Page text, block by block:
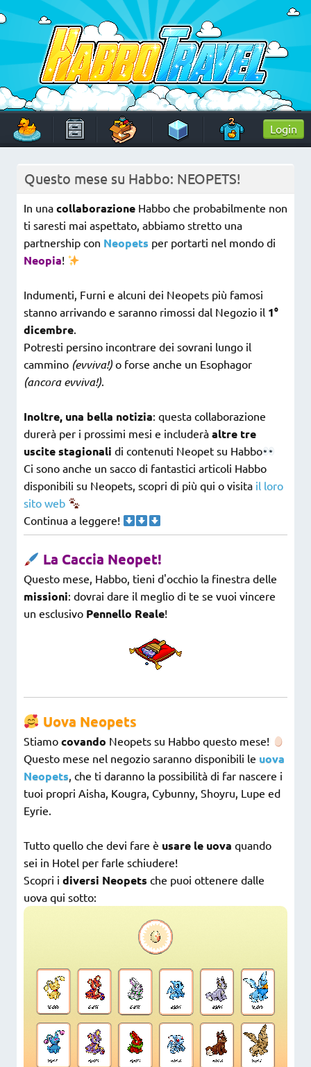
to
content
HabboTravel
Un viaggio di pixel!
Login
Questo mese su Habbo: NEOPETS!
In una collaborazione Habbo che probabilmente non
ti saresti mai aspettato, abbiamo stretto una
partnership con Neopets per portarti nel mondo di
Neopia!
Indumenti, Furni e alcuni dei Neopets più famosi
stanno arrivando e saranno rimossi dal Negozio il 1°
dicembre.
Potresti persino incontrare dei sovrani lungo il
cammino (evviva!) o forse anche un Esophagor
(ancora evviva!).
Inoltre, una bella notizia: questa collaborazione
durerà per i prossimi mesi e includerà altre tre
uscite stagionali di contenuti Neopet su Habbo
Ci sono anche un sacco di fantastici articoli Habbo
disponibili su Neopets, scopri di più qui o visita il loro
sito web
Continua a leggere!
La Caccia Neopet!
Questo mese, Habbo, tieni d'occhio la finestra delle
missioni: dovrai dare il meglio di te se vuoi vincere
un esclusivo Pennello Reale!
Uova Neopets
Stiamo covando Neopets su Habbo questo mese!
Questo mese nel negozio saranno disponibili le uova
Neopets, che ti daranno la possibilità di far nascere i
tuoi propri Aisha, Kougra, Cybunny, Shoyru, Lupe ed
Eyrie.
Tutto quello che devi fare è usare le uova quando
sei in Hotel per farle schiudere!
Scopri i diversi Neopets che puoi ottenere dalle
uova qui sotto: